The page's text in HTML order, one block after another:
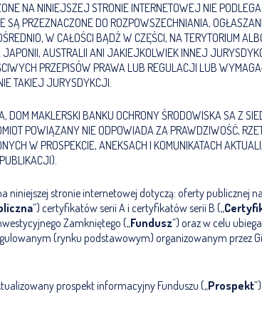
NA NINIEJSZEJ STRONIE INTERNETOWEJ NIE
SĄ PRZEZNACZONE DO ROZPOWSZECHNIANIA,
W CAŁOŚCI BĄDŹ W CZĘŚCI, NA TERYTORIUM
AUSTRALII ANI JAKIEJKOLWIEK INNEJ
PRZEPISÓW PRAWA LUB REGULACJI LUB
TAKIEJ JURYSDYKCJI.
DOM MAKLERSKI BANKU OCHRONY ŚRODOWISKA SA Z
POWIĄZANY NIE ODPOWIADA ZA PRAWDZIWOŚĆ,
W PROSPEKCIE, ANEKSACH I KOMUNIKATACH
niniejszej stronie internetowej dotyczą: oferty publicznej
”) certyfikatów serii A i certyfikatów serii B („
Zamkniętego („Fundusz”) oraz w celu
(rynku podstawowym) organizowanym przez
prospekt informacyjny Funduszu („Prospekt